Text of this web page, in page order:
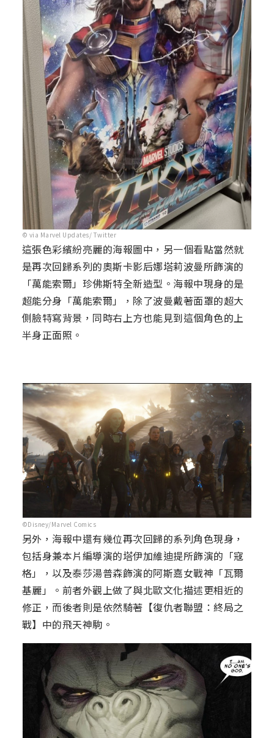
© via Marvel Updates/ Twitter
這張色彩繽紛亮麗的海報圖中，另一個看點當然就
是再次回歸系列的奧斯卡影后娜塔莉波曼所飾演的
「萬能索爾」珍佛斯特全新造型。海報中現身的是
超能分身「萬能索爾」，除了波曼戴著面罩的超大
側臉特寫背景，同時右上方也能見到這個角色的上
半身正面照。
©Disney/Marvel Comics
另外，海報中還有幾位再次回歸的系列角色現身，
包括身兼本片編導演的塔伊加維迪提所飾演的「寇
格」，以及泰莎湯普森飾演的阿斯嘉女戰神「瓦爾
基麗」。前者外觀上做了與北歐文化描述更相近的
修正，而後者則是依然騎著【復仇者聯盟：終局之
戰】中的飛天神駒。